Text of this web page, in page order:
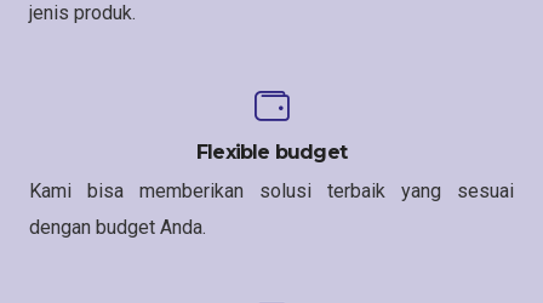
jenis produk.
Flexible budget
Kami bisa memberikan solusi terbaik yang sesuai
dengan budget Anda.